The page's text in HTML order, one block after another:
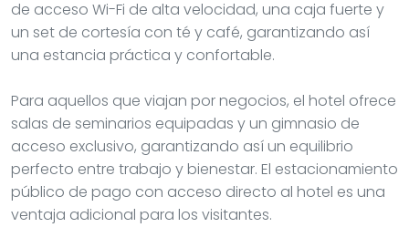
de acceso Wi-Fi de alta velocidad, una caja fuerte y
un set de cortesía con té y café, garantizando así
una estancia práctica y confortable.
Para aquellos que viajan por negocios, el hotel ofrece
salas de seminarios equipadas y un gimnasio de
acceso exclusivo, garantizando así un equilibrio
perfecto entre trabajo y bienestar. El estacionamiento
público de pago con acceso directo al hotel es una
ventaja adicional para los visitantes.